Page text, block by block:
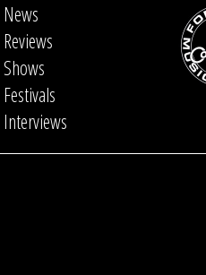
News
Reviews
Shows
Festivals
Interviews